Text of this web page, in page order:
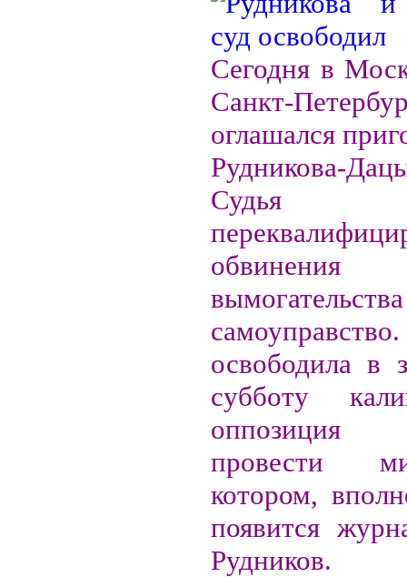
Сегодня в
Санкт-
оглашался
Рудникова-
Судья
освободила в
субботу
оппозиция
провести
котором,
появится
Рудников.